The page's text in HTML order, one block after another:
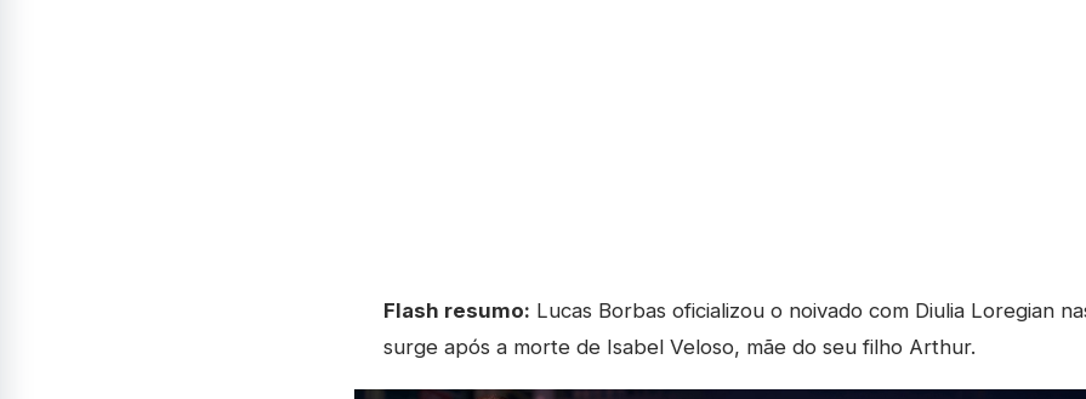
Flash resumo: Lucas Borbas oficializou o noivado com Diulia Loregian
surge após a morte de Isabel Veloso, mãe do seu filho Arthur.